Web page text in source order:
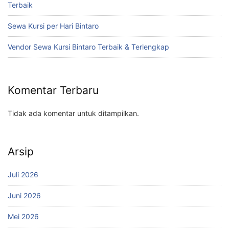
Terbaik
Sewa Kursi per Hari Bintaro
Vendor Sewa Kursi Bintaro Terbaik & Terlengkap
Komentar Terbaru
Tidak ada komentar untuk ditampilkan.
Arsip
Juli 2026
Juni 2026
Mei 2026